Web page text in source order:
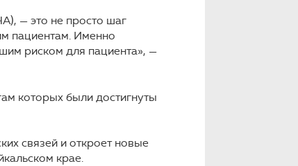
— это не просто шаг
пациентам. Именно
риском для пациента», —
которых были достигнуты
связей и откроет новые
крае.